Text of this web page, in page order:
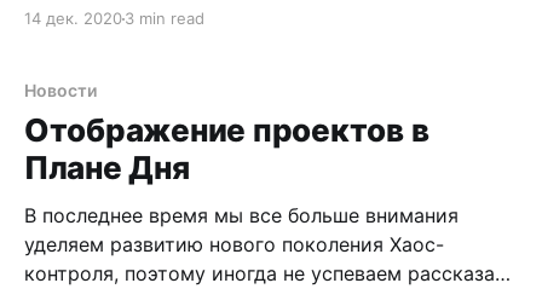
14 дек. 20203 min read
Новости
Отображение проектов в
Плане Дня
В последнее время мы все больше внимания
уделяем развитию нового поколения Хаос-
контроля, поэтому иногда не успеваем рассказать